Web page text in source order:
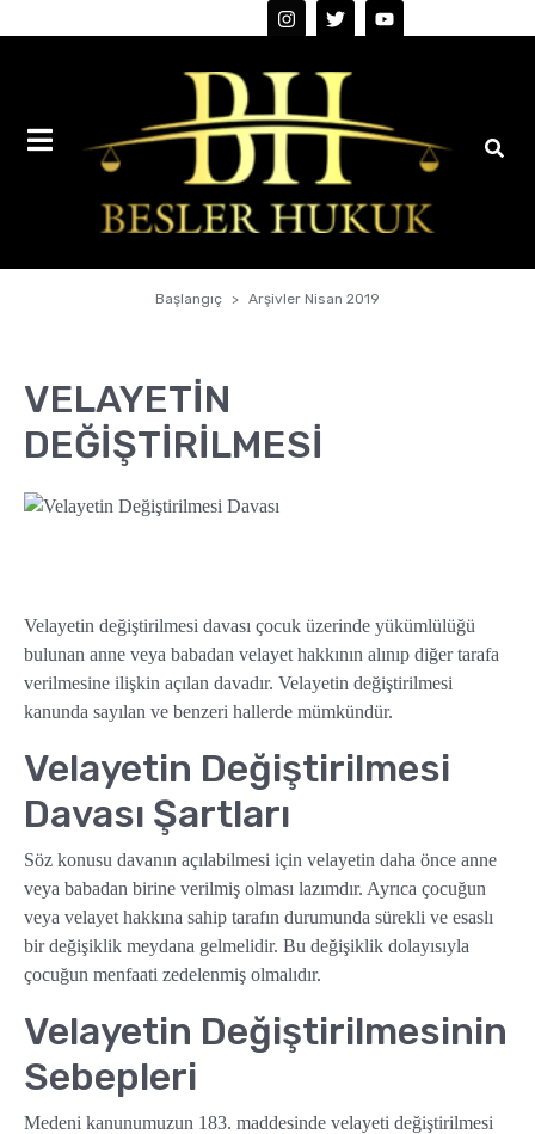
Başlangıç Arşivler Nisan 2019
VELAYETİN
DEĞİŞTİRİLMESİ
Velayetin değiştirilmesi davası çocuk üzerinde yükümlülüğü
bulunan anne veya babadan velayet hakkının alınıp diğer tarafa
verilmesine ilişkin açılan davadır. Velayetin değiştirilmesi
kanunda sayılan ve benzeri hallerde mümkündür.
Velayetin Değiştirilmesi
Davası Şartları
Söz konusu davanın açılabilmesi için velayetin daha önce anne
veya babadan birine verilmiş olması lazımdır. Ayrıca çocuğun
veya velayet hakkına sahip tarafın durumunda sürekli ve esaslı
bir değişiklik meydana gelmelidir. Bu değişiklik dolayısıyla
çocuğun menfaati zedelenmiş olmalıdır.
Velayetin Değiştirilmesinin
Sebepleri
Medeni kanunumuzun 183. maddesinde velayeti değiştirilmesi